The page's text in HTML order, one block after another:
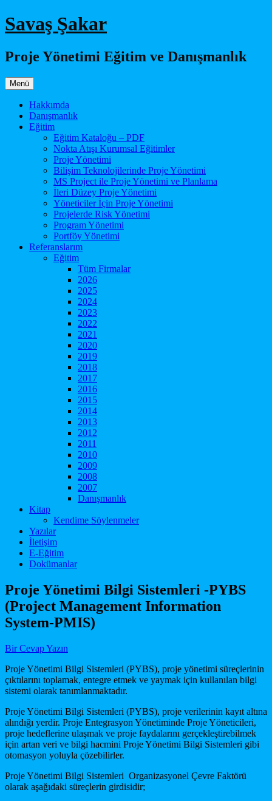
İçeriğe
atla
Savaş Şakar
Proje Yönetimi Eğitim ve Danışmanlık
Menü
Hakkımda
Danışmanlık
Eğitim
Eğitim Kataloğu – PDF
Nokta Atışı Kurumsal Eğitimler
Proje Yönetimi
Bilişim Teknolojilerinde Proje Yönetimi
MS Project ile Proje Yönetimi ve Planlama
İleri Düzey Proje Yönetimi
Yöneticiler İçin Proje Yönetimi
Projelerde Risk Yönetimi
Program Yönetimi
Portföy Yönetimi
Referanslarım
Eğitim
Tüm Firmalar
2026
2025
2024
2023
2022
2021
2020
2019
2018
2017
2016
2015
2014
2013
2012
2011
2010
2009
2008
2007
Danışmanlık
Kitap
Kendime Söylenmeler
Yazılar
İletişim
E-Eğitim
Dokümanlar
Proje Yönetimi Bilgi Sistemleri -PYBS
(Project Management Information
System-PMIS)
Bir Cevap Yazın
Proje Yönetimi Bilgi Sistemleri (PYBS), proje yönetimi süreçlerinin
çıktılarını toplamak, entegre etmek ve yaymak için kullanılan bilgi
sistemi olarak tanımlanmaktadır.
Proje Yönetimi Bilgi Sistemleri (PYBS), proje verilerinin kayıt altına
alındığı yerdir. Proje Entegrasyon Yönetiminde Proje Yöneticileri,
proje hedeflerine ulaşmak ve proje faydalarını gerçekleştirebilmek
için artan veri ve bilgi hacmini Proje Yönetimi Bilgi Sistemleri gibi
otomasyon yoluyla çözebilirler.
Proje Yönetimi Bilgi Sistemleri Organizasyonel Çevre Faktörü
olarak aşağıdaki süreçlerin girdisidir;